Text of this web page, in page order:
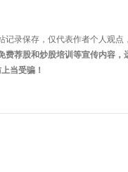
记录保存，仅代表作者个人观
费荐股和炒股培训等宣传内容
当受骗！